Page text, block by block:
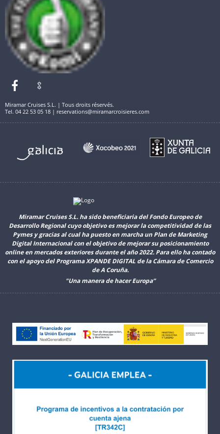
Miramar Cruises S.L. | Tous droits réservés.
Tel. 04 22 53 05 18 | reservations@miramarcroisieres.com
Miramar Cruises S.L. ha sido beneficiaria del Fondo Europeo de
Desarrollo Regional cuyo objetivo es mejorar la competitividad de las
Pymes y gracias al cual ha puesto en marcha un Plan de Marketing
Digital Internacional con el objetivo de mejorar su posicionamiento
online en mercados exteriores durante el año 2022. Para ello ha contado
con el apoyo del Programa XPANDE DIGITAL de la Cámara de Comercio
de A Coruña.
"Una manera de hacer Europa”